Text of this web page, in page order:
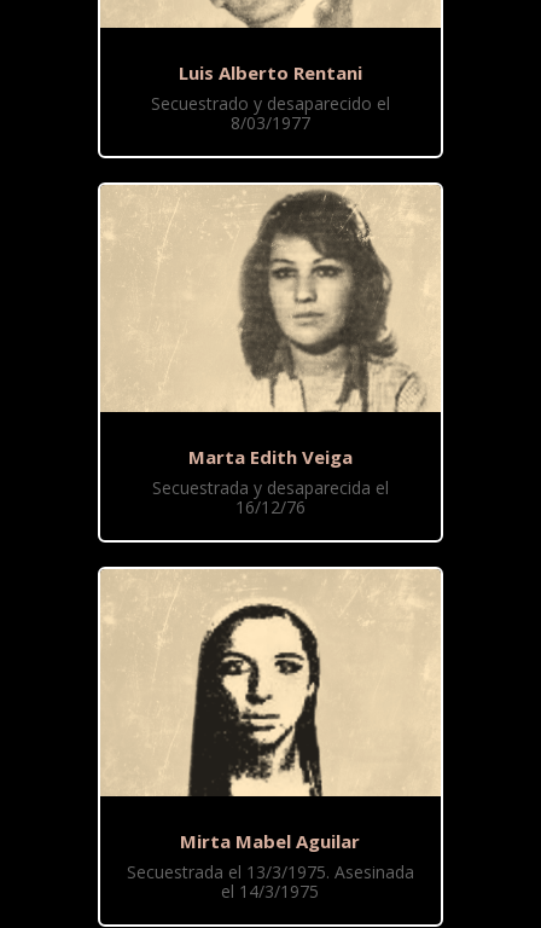
Luis Alberto Rentani
Secuestrado y desaparecido el
8/03/1977
Marta Edith Veiga
Secuestrada y desaparecida el
16/12/76
Mirta Mabel Aguilar
Secuestrada el 13/3/1975. Asesinada
el 14/3/1975